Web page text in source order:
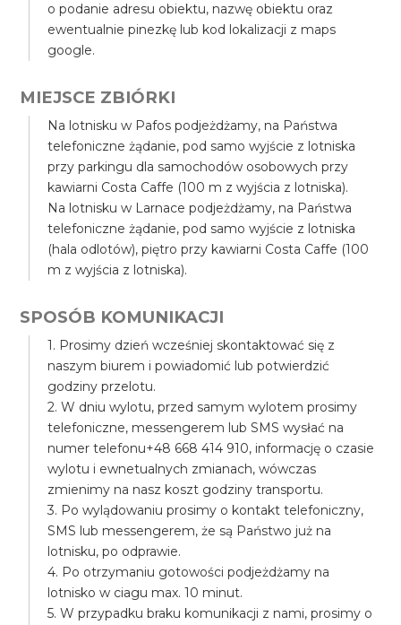
o podanie adresu obiektu, nazwę obiektu oraz
ewentualnie pinezkę lub kod lokalizacji z maps
google.
MIEJSCE ZBIÓRKI
Na lotnisku w Pafos podjeżdżamy, na Państwa
telefoniczne żądanie, pod samo wyjście z lotniska
przy parkingu dla samochodów osobowych przy
kawiarni Costa Caffe (100 m z wyjścia z lotniska).
Na lotnisku w Larnace podjeżdżamy, na Państwa
telefoniczne żądanie, pod samo wyjście z lotniska
(hala odlotów), piętro przy kawiarni Costa Caffe (100
m z wyjścia z lotniska).
SPOSÓB KOMUNIKACJI
1. Prosimy dzień wcześniej skontaktować się z
naszym biurem i powiadomić lub potwierdzić
godziny przelotu.
2. W dniu wylotu, przed samym wylotem prosimy
telefoniczne, messengerem lub SMS wysłać na
numer telefonu+48 668 414 910, informację o czasie
wylotu i ewnetualnych zmianach, wówczas
zmienimy na nasz koszt godziny transportu.
3. Po wylądowaniu prosimy o kontakt telefoniczny,
SMS lub messengerem, że są Państwo już na
lotnisku, po odprawie.
4. Po otrzymaniu gotowości podjeżdżamy na
lotnisko w ciagu max. 10 minut.
5. W przypadku braku komunikacji z nami, prosimy o